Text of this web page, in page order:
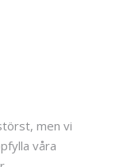
men vi
våra